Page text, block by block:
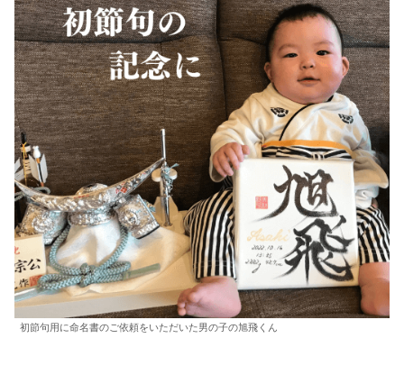
初節句用に命名書のご依頼をいただいた男の子の旭飛くん